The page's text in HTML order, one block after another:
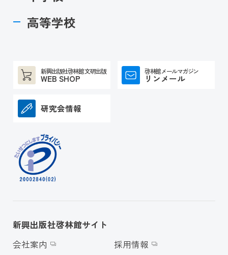
高等学校
新興出版社啓林館 文研出版
WEB SHOP
啓林館メールマガジン
リンメール
研究会情報
新興出版社啓林館サイト
会社案内
採用情報